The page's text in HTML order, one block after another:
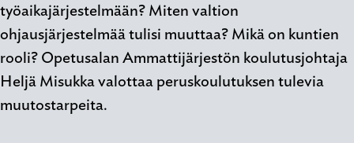
työaikajärjestelmään? Miten valtion
ohjausjärjestelmää tulisi muuttaa? Mikä on kuntien
rooli? Opetusalan Ammattijärjestön koulutusjohtaja
Heljä Misukka valottaa peruskoulutuksen tulevia
muutostarpeita.